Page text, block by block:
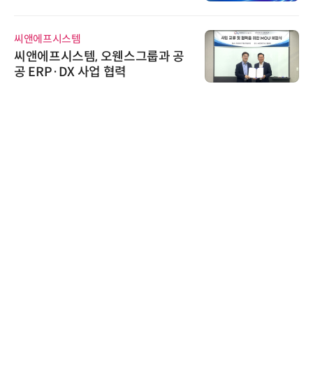
씨앤에프시스템
씨앤에프시스템, 오웬스그룹과 공
공 ERP·DX 사업 협력